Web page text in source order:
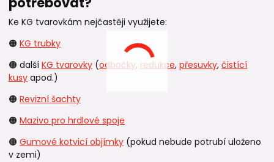
Ke KG tvarovkám nejčastěji využijete:
🟠 KG trubky
🟠 další KG tvarovky (odbočky, redukce, přesuvky, čistící
kusy apod.)
🟠 Revizní šachty
🟠 Mazivo pro hrdlové spoje
🟠 Gumové kotvicí objímky (pokud nebude potrubí uloženo
v zemi)